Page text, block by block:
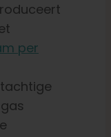
per